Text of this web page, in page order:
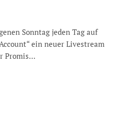
Sonntag jeden Tag auf
ein neuer Livestream
Promis…